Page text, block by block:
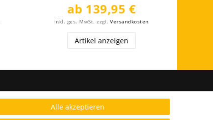
ab 139,95 €
inkl. ges. MwSt. zzgl.Versandkosten
Artikel anzeigen
Alle akzeptieren